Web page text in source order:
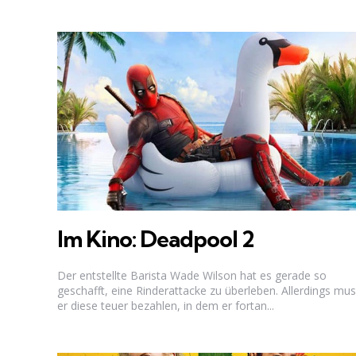
Im Kino: Deadpool 2
Der entstellte Barista Wade Wilson hat es gerade so
geschafft, eine Rinderattacke zu überleben. Allerdings
er diese teuer bezahlen, in dem er fortan...